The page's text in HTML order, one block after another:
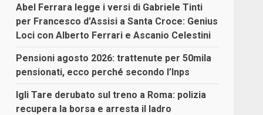
Abel Ferrara legge i versi di Gabriele Tinti
per Francesco d’Assisi a Santa Croce: Genius
Loci con Alberto Ferrari e Ascanio Celestini
Pensioni agosto 2026: trattenute per 50mila
pensionati, ecco perché secondo l’Inps
Igli Tare derubato sul treno a Roma: polizia
recupera la borsa e arresta il ladro